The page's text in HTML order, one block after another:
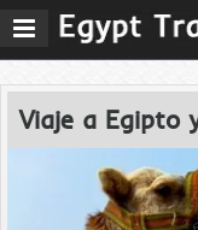
MenÃº
principal
Viaje a Egipto